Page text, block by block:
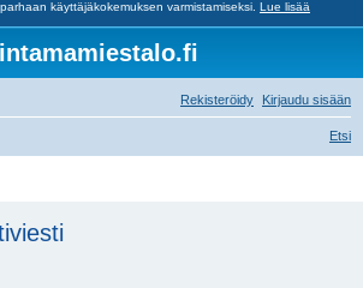
käyttäjäkokemuksen varmistamiseksi. Lue lisää
Kirjaudu sisään
Rekisteröidy
Etsi